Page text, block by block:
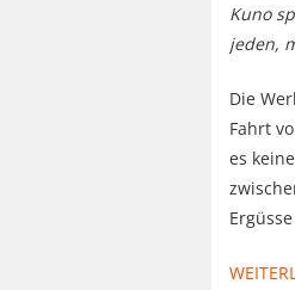
Kuno
jeden,
Die
Fahrt
es